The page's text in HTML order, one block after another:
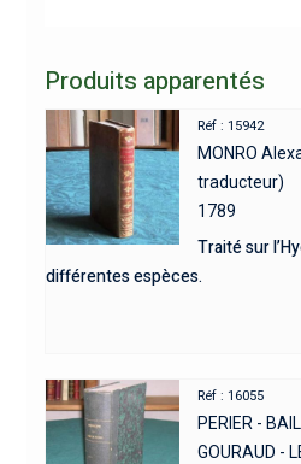
Produits apparentés
Réf : 15942
MONRO
traducteur)
1789
Traité sur
différentes espèces.
Réf : 16055
PERIER -
GOURAUD -